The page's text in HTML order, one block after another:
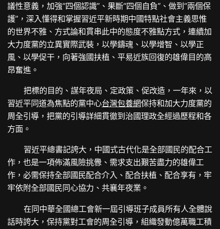
議性意義，加強“四個認識”、果斷“四個自負”、做到“兩個保
護”，深入懂得和掌握習近平新時期中國特點社會主義思惟
的世界不雅、方式論和貫串此中的態度不雅點方式，連續加
大力度黨的立異實際武裝，以學鑄魂、以學增智、以學正
風、以學促干，向著強國扶植、平易近族回復的雄偉目的高
昂奮進。
把標的目的、謀年夜局、定政策、促改造，一年來，以
習近平同道為焦點的黨中心台灣包養網保持和加大力度黨的
周全引導，把黨的引導詳細貫徹到治國理政全經過歷程和各
方面。
習近平總書記誇大，中國式古代化是全部國民的配合工
作，也是一項佈滿風險挑釁、需求支出艱苦盡力的雄偉工
作，必需保持全部國民配合介入、配合扶植、配合享有，牢
牢依附全部國民同心協力、共襄年夜業。
在同中華全國總工會新一屆引導班子成員所有人全體說
話時誇大，保持黨對工會的周全引導，組織發動億萬職工積